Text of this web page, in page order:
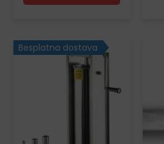
Besplatna dostava